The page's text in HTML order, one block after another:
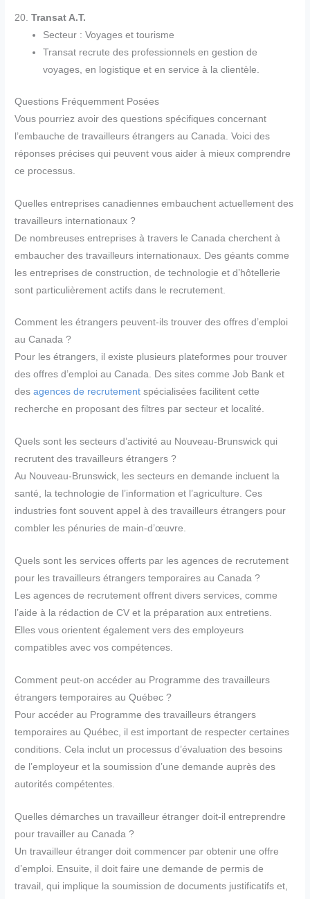
20.Transat A.T.
Secteur : Voyages et tourisme
Transat recrute des professionnels en gestion de
voyages, en logistique et en service à la clientèle.
Questions Fréquemment Posées
Vous pourriez avoir des questions spécifiques concernant
l’embauche de travailleurs étrangers au Canada. Voici des
réponses précises qui peuvent vous aider à mieux comprendre
ce processus.
Quelles entreprises canadiennes embauchent actuellement des
travailleurs internationaux ?
De nombreuses entreprises à travers le Canada cherchent à
embaucher des travailleurs internationaux. Des géants comme
les entreprises de construction, de technologie et d’hôtellerie
sont particulièrement actifs dans le recrutement.
Comment les étrangers peuvent-ils trouver des offres d’emploi
au Canada ?
Pour les étrangers, il existe plusieurs plateformes pour trouver
des offres d’emploi au Canada. Des sites comme Job Bank et
desagences de recrutement spécialisées facilitent cette
recherche en proposant des filtres par secteur et localité.
Quels sont les secteurs d’activité au Nouveau-Brunswick qui
recrutent des travailleurs étrangers ?
Au Nouveau-Brunswick, les secteurs en demande incluent la
santé, la technologie de l’information et l’agriculture. Ces
industries font souvent appel à des travailleurs étrangers pour
combler les pénuries de main-d’œuvre.
Quels sont les services offerts par les agences de recrutement
pour les travailleurs étrangers temporaires au Canada ?
Les agences de recrutement offrent divers services, comme
l’aide à la rédaction de CV et la préparation aux entretiens.
Elles vous orientent également vers des employeurs
compatibles avec vos compétences.
Comment peut-on accéder au Programme des travailleurs
étrangers temporaires au Québec ?
Pour accéder au Programme des travailleurs étrangers
temporaires au Québec, il est important de respecter certaines
conditions. Cela inclut un processus d’évaluation des besoins
de l’employeur et la soumission d’une demande auprès des
autorités compétentes.
Quelles démarches un travailleur étranger doit-il entreprendre
pour travailler au Canada ?
Un travailleur étranger doit commencer par obtenir une offre
d’emploi. Ensuite, il doit faire une demande de permis de
travail, qui implique la soumission de documents justificatifs et,